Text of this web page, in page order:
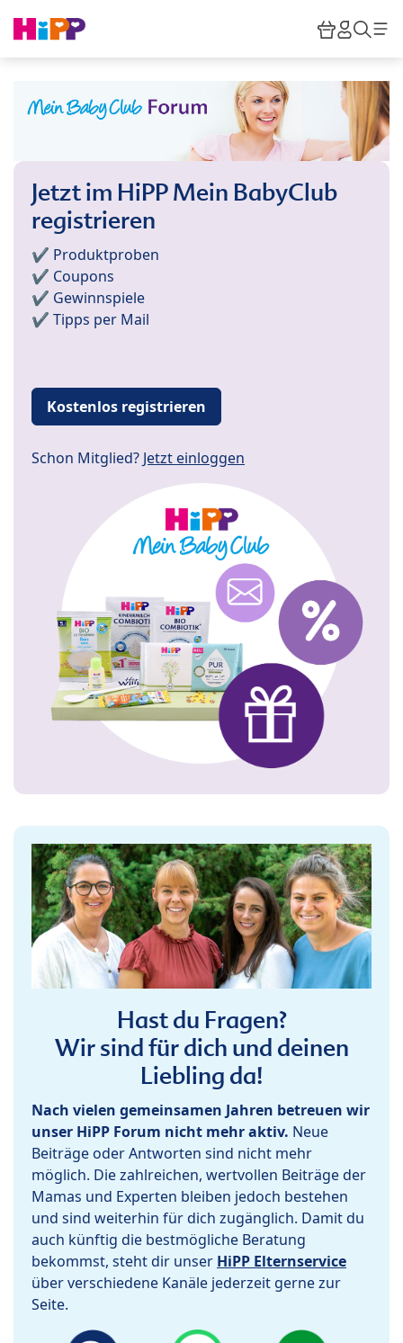
HiPP
Jetzt im HiPP Mein BabyClub
registrieren
✔️ Produktproben
✔️ Coupons
✔️ Gewinnspiele
✔️ Tipps per Mail
Kostenlos registrieren
Schon Mitglied? Jetzt einloggen
Hast du Fragen?
Wir sind für dich und deinen
Liebling da!
Nach vielen gemeinsamen Jahren betreuen wir
unser HiPP Forum nicht mehr aktiv. Neue
Beiträge oder Antworten sind nicht mehr
möglich. Die zahlreichen, wertvollen Beiträge der
Mamas und Experten bleiben jedoch bestehen
und sind weiterhin für dich zugänglich. Damit du
auch künftig die bestmögliche Beratung
bekommst, steht dir unser HiPP Elternservice
über verschiedene Kanäle jederzeit gerne zur
Seite.